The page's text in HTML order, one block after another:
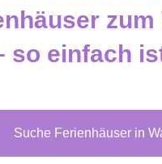
zum
so einfach
Suche Ferienhäuser in